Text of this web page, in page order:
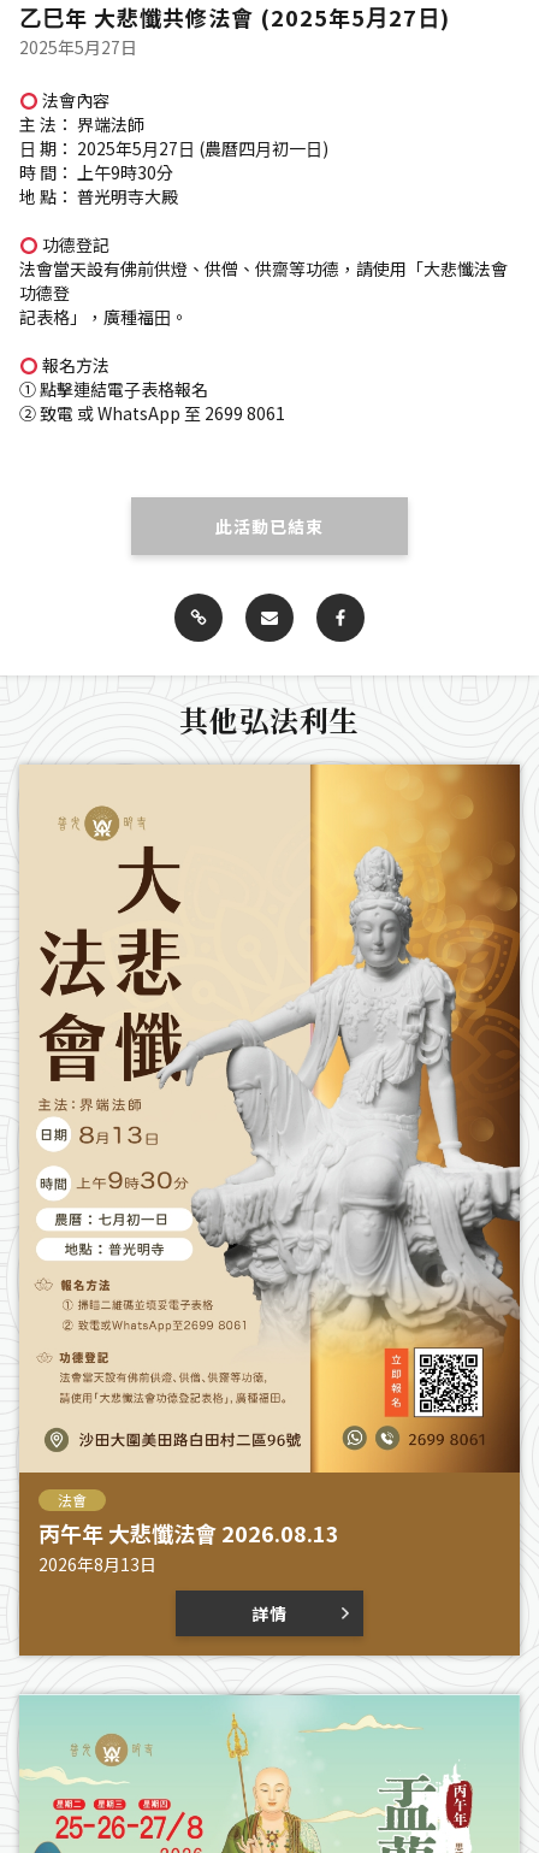
⼄⺒年 ⼤悲懺共修法會 (2025年5⽉27⽇)
2025年5月27日
法會內容
主 法： 界端法師
⽇ 期： 2025年5⽉27⽇ (農曆四⽉初⼀⽇)
時 間： 上午9時30分
地 點： 普光明寺⼤殿
功德登記
法會當天設有佛前供燈、供僧、供齋等功德，請使⽤「⼤悲懺法會
功德登
記表格」，廣種福⽥。
報名⽅法
① 點擊連結電⼦表格報名
② 致電 或 WhatsApp ⾄ 2699 8061
此活動已結束
其他弘法利生
法會
丙午年 大悲懺法會 2026.08.13
2026年8月13日
詳情